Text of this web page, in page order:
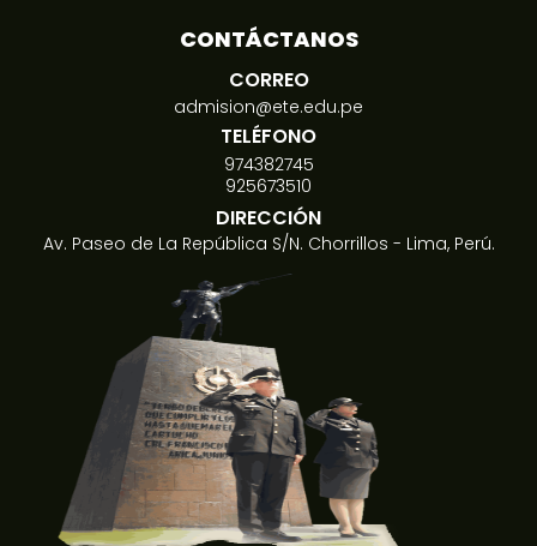
CONTÁCTANOS
CORREO
admision@ete.edu.pe
TELÉFONO
974382745
925673510
DIRECCIÓN
Av. Paseo de La República S/N. Chorrillos - Lima, Perú.